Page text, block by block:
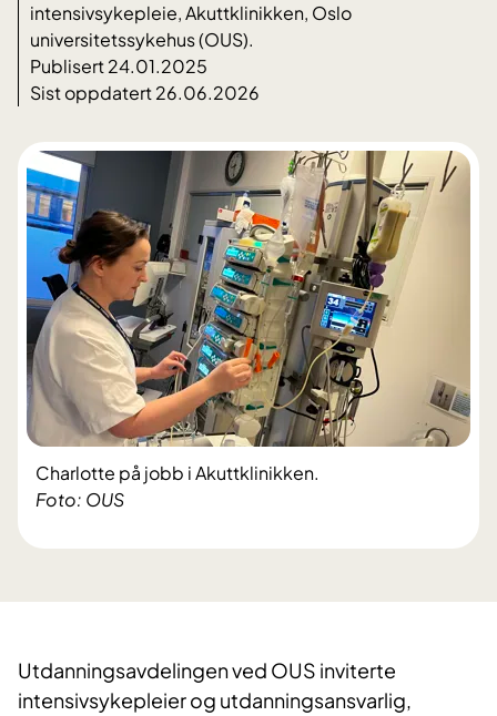
intensivsykepleie, Akuttklinikken, Oslo
universitetssykehus (OUS).
Publisert 24.01.2025
Sist oppdatert 26.06.2026
Foto: OUS
Charlotte på jobb i Akuttklinikken.
Utdanningsavdelingen ved OUS inviterte
intensivsykepleier og utdanningsansvarlig,